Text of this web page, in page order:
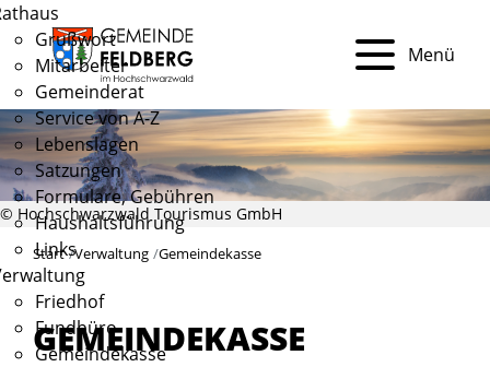
Grußwort
Mitarbeiter
Gemeinderat
Service von A-Z
Lebenslagen
Satzungen
Formulare, Gebühren
Haushaltsführung
Links
Friedhof
Fundbüro
Gemeindekasse
Menü
© Hochschwarzwald Tourismus GmbH
Start Verwaltung Gemeindekasse
GEMEINDEKASSE